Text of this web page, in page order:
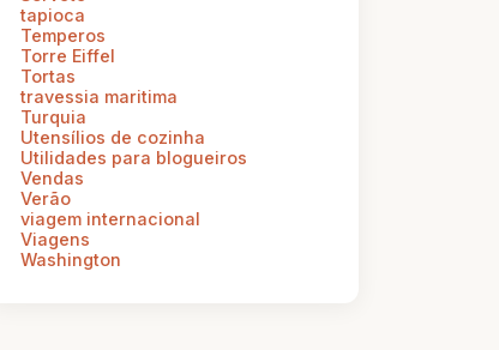
tapioca
Temperos
Torre Eiffel
Tortas
travessia maritima
Turquia
Utensílios de cozinha
Utilidades para blogueiros
Vendas
Verão
viagem internacional
Viagens
Washington